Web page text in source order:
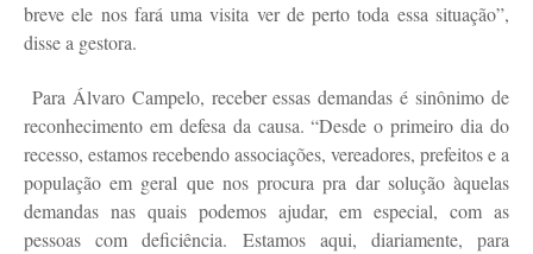
breve ele nos fará uma visita ver de perto toda essa situação”,
disse a gestora.
Para Álvaro Campelo, receber essas demandas é sinônimo de
reconhecimento em defesa da causa. “Desde o primeiro dia do
recesso, estamos recebendo associações, vereadores, prefeitos e a
população em geral que nos procura pra dar solução àquelas
demandas nas quais podemos ajudar, em especial, com as
pessoas com deficiência. Estamos aqui, diariamente, para